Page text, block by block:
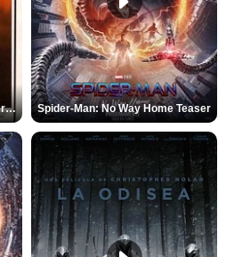
Star Trek II: la ira de Khan Tráiler VO Spider-Man: No Way Home Teaser